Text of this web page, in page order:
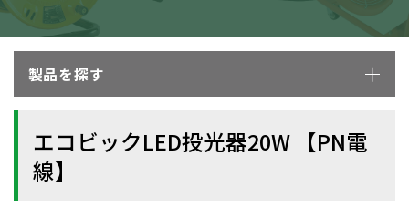
製品を探す
エコビックLED投光器20W 【PN電
線】